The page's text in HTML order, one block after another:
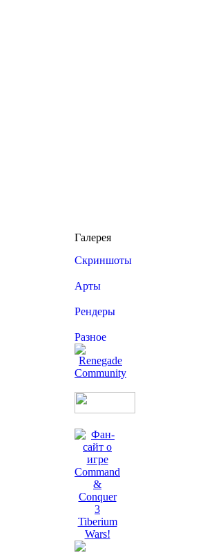
Галерея
Скриншоты
Арты
Рендеры
Разное